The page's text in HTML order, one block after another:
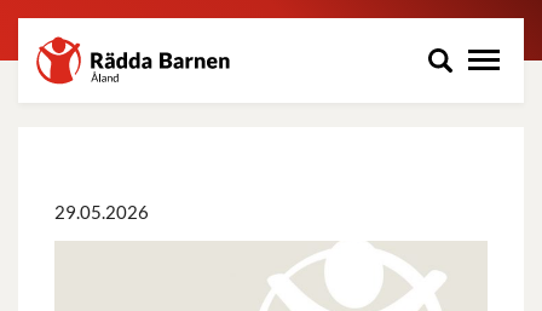
Hoppa
till
huvudinnehåll
Rädda
Barnen
på
29.05.2026